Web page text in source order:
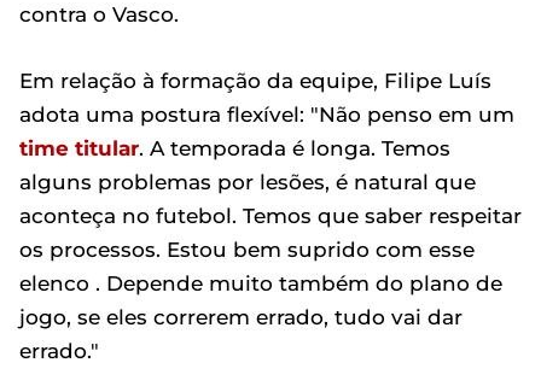
contra o Vasco.
Em relação à formação da equipe, Filipe Luís
adota uma postura flexível: "Não penso em um
time titular. A temporada é longa. Temos
alguns problemas por lesões, é natural que
aconteça no futebol. Temos que saber respeitar
os processos. Estou bem suprido com esse
elenco . Depende muito também do plano de
jogo, se eles correrem errado, tudo vai dar
errado."